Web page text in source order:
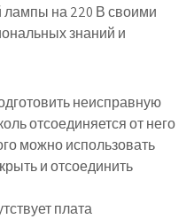
лампы на 220 В своими
знаний и
неисправную
отсоединяется от него
можно использовать
и отсоединить
плата